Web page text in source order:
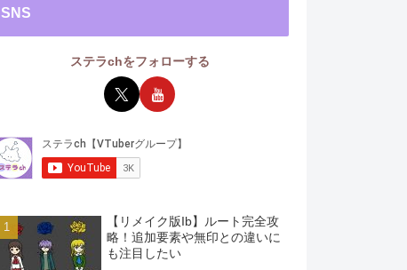
SNS
ステラchをフォローする
【リメイク版Ib】ルート完全攻
略！追加要素や無印との違いに
も注目したい